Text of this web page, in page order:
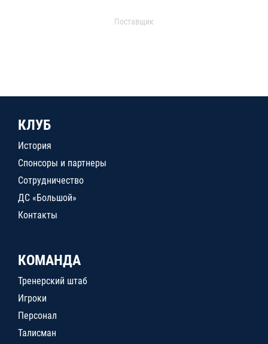
Поставщик
КЛУБ
История
Спонсоры и партнеры
Сотрудничество
ДС «Большой»
Контакты
КОМАНДА
Тренерский штаб
Игроки
Персонал
Талисман